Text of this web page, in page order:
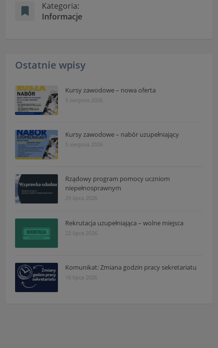
Kategoria:
Informacje
Ostatnie wpisy
Kursy zawodowe – nowa oferta
5 sierpnia 2026
Kursy zawodowe – nabór uzupełniający
5 sierpnia 2026
Rządowy program pomocy uczniom
niepełnosprawnym
29 lipca 2026
Rekrutacja uzupełniająca – wolne miejsca
22 lipca 2026
Komunikat: Zmiana godzin pracy sekretariatu
16 lipca 2026